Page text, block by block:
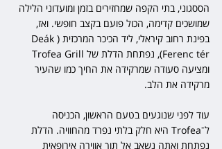
הססגוני, בתי הקפה שמחזירים בזמן ומועדוני הלילה
שמושכים קדימה, הכול פועם בקצב חופשי. ואז,
בפינת רחוב קיראלי, ליד הכיכר המרכזית (Deák
ומציעה סעודה שמרקידה את החיך כמו שהעיר
מרקידה את הלב.
עוד לפני שנוגעים בטעם הראשון, הכניסה
ל־Trofea היא חלק בלתי נפרד מהחוויה. הדלת
נפתחת ואתה נשאב אל תוך אווירה אירופאית